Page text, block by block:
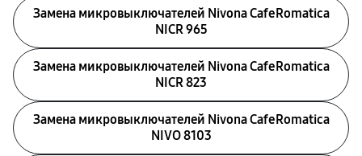
Замена микровыключателей Nivona CafeRomatica
NICR 965
Замена микровыключателей Nivona CafeRomatica
NICR 823
Замена микровыключателей Nivona CafeRomatica
NIVO 8103